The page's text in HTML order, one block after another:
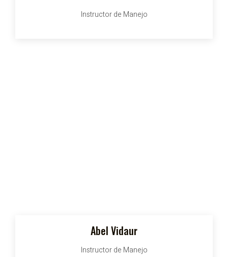
Instructor de Manejo
Abel Vidaur
Instructor de Manejo